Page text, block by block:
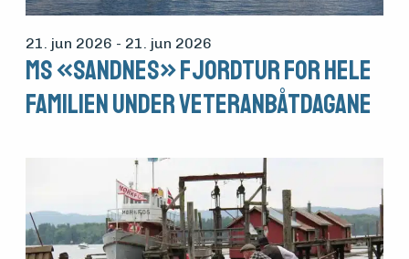
21. jun 2026 - 21. jun 2026
MS «Sandnes» Fjordtur for hele
familien under Veteranbåtdagane